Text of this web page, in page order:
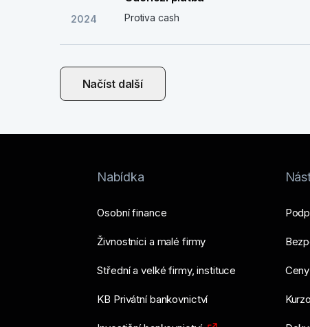
2024 Protiva cash
Načíst další
Nabídka
Osobní finance
Živnostníci a malé firmy
Střední a velké firmy, instituce
KB Privátní bankovnictví